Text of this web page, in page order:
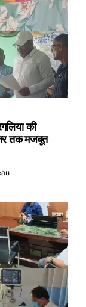
की
तक मजबूत